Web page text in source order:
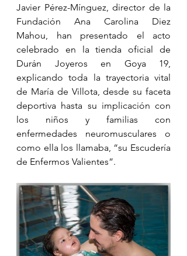
Javier Pérez-Mínguez, director de la
Fundación Ana Carolina Diez
Mahou, han presentado el acto
celebrado en la tienda oficial de
Durán Joyeros en Goya 19,
explicando toda la trayectoria vital
de María de Villota, desde su faceta
deportiva hasta su implicación con
los niños y familias con
enfermedades neuromusculares o
como ella los llamaba, “su Escudería
de Enfermos Valientes”.